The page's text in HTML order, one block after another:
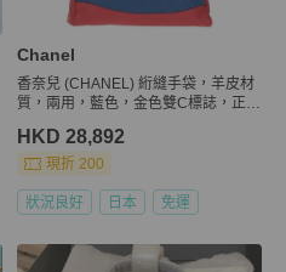
Chanel
香奈兒 (CHANEL) 絎縫手袋，羊皮材
質，兩用，藍色，金色雙C標誌，正品
HKD 28,892
現折 200
狀況良好 日本 免運